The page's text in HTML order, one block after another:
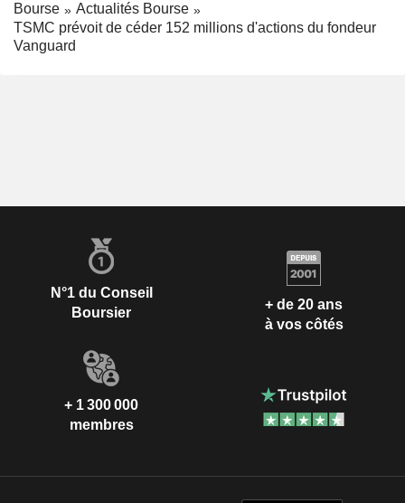
Bourse
Actualités Bourse
TSMC prévoit de céder 152 millions d'actions du fondeur
Vanguard
N°1 du Conseil
Boursier
+ de 20 ans
à vos côtés
+ 1 300 000
membres